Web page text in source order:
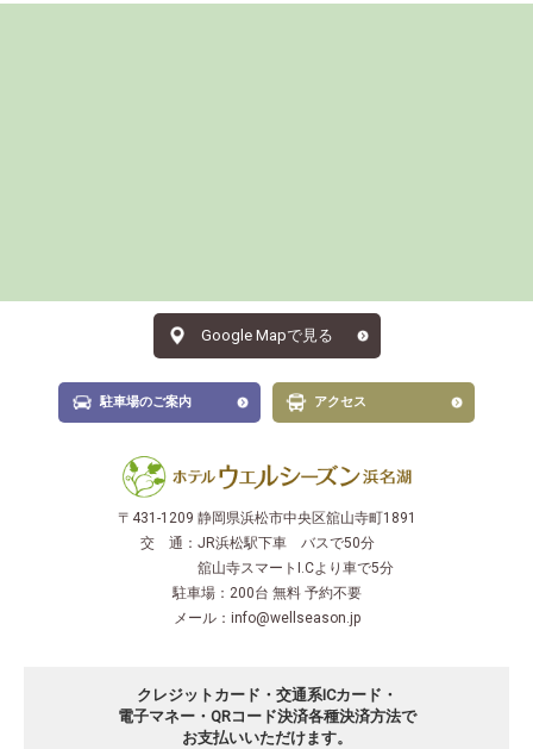
Google Mapで見る
駐車場のご案内 アクセス
〒431-1209 静岡県浜松市中央区舘山寺町1891
交 通： JR浜松駅下車 バスで50分
舘山寺スマートI.Cより車で5分
駐車場： 200台 無料 予約不要
メール： info@wellseason.jp
クレジットカード・交通系ICカード・
電子マネー・QRコード決済各種決済方法で
お支払いいただけます。